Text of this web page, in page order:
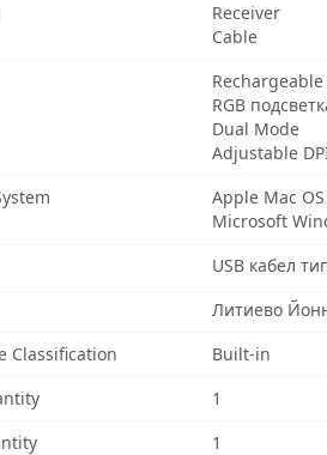
Receiver
Cable
Rechargeable
RGB
Dual Mode
Adjustable
Apple Mac OS
Microsoft
USB кабел
Литиево
Classification
Built-in
1
1